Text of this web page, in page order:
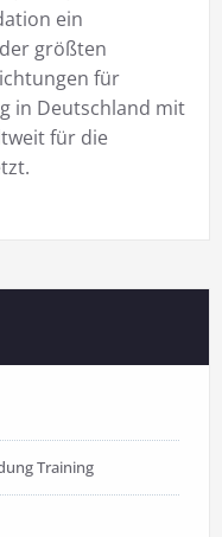
ein
größten
für
in Deutschland mit
für die
Training